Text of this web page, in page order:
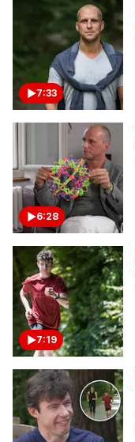
7:33
6:28
7:19